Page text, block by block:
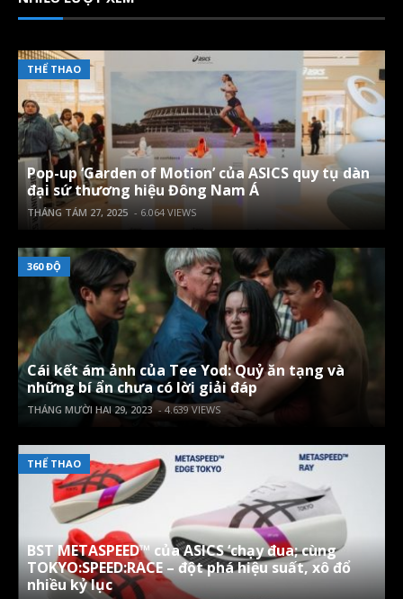
THỂ THAO
Pop-up ‘Garden of Motion’ của ASICS quy tụ dàn
đại sứ thương hiệu Đông Nam Á
THÁNG TÁM 27, 2025 - 6.064 VIEWS
360 ĐỘ
Cái kết ám ảnh của Tee Yod: Quỷ ăn tạng và
những bí ẩn chưa có lời giải đáp
THÁNG MƯỜI HAI 29, 2023 - 4.639 VIEWS
THỂ THAO
BST METASPEED™ của ASICS ‘chạy đua; cùng
TOKYO:SPEED:RACE – đột phá hiệu suất, xô đổ
nhiều kỷ lục